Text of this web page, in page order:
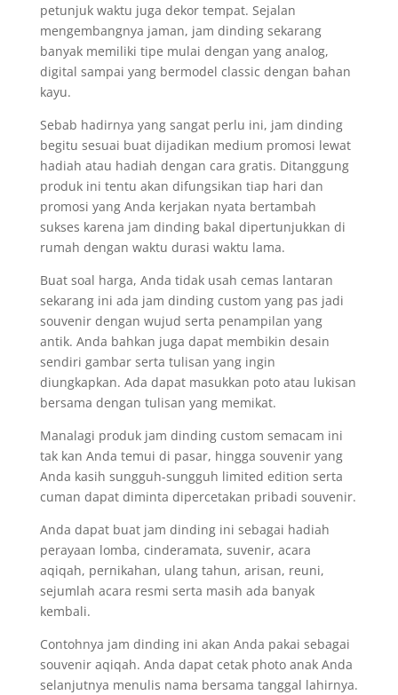
petunjuk waktu juga dekor tempat. Sejalan
mengembangnya jaman, jam dinding sekarang
banyak memiliki tipe mulai dengan yang analog,
digital sampai yang bermodel classic dengan bahan
kayu.
Sebab hadirnya yang sangat perlu ini, jam dinding
begitu sesuai buat dijadikan medium promosi lewat
hadiah atau hadiah dengan cara gratis. Ditanggung
produk ini tentu akan difungsikan tiap hari dan
promosi yang Anda kerjakan nyata bertambah
sukses karena jam dinding bakal dipertunjukkan di
rumah dengan waktu durasi waktu lama.
Buat soal harga, Anda tidak usah cemas lantaran
sekarang ini ada jam dinding custom yang pas jadi
souvenir dengan wujud serta penampilan yang
antik. Anda bahkan juga dapat membikin desain
sendiri gambar serta tulisan yang ingin
diungkapkan. Ada dapat masukkan poto atau lukisan
bersama dengan tulisan yang memikat.
Manalagi produk jam dinding custom semacam ini
tak kan Anda temui di pasar, hingga souvenir yang
Anda kasih sungguh-sungguh limited edition serta
cuman dapat diminta dipercetakan pribadi souvenir.
Anda dapat buat jam dinding ini sebagai hadiah
perayaan lomba, cinderamata, suvenir, acara
aqiqah, pernikahan, ulang tahun, arisan, reuni,
sejumlah acara resmi serta masih ada banyak
kembali.
Contohnya jam dinding ini akan Anda pakai sebagai
souvenir aqiqah. Anda dapat cetak photo anak Anda
selanjutnya menulis nama bersama tanggal lahirnya.